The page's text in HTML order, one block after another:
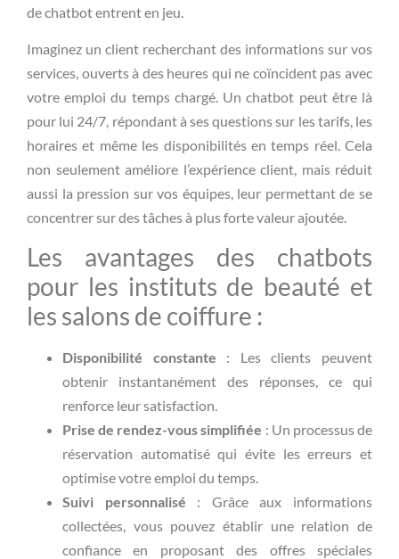
de chatbot entrent en jeu.
Imaginez un client recherchant des informations sur vos
services, ouverts à des heures qui ne coïncident pas avec
votre emploi du temps chargé. Un chatbot peut être là
pour lui 24/7, répondant à ses questions sur les tarifs, les
horaires et même les disponibilités en temps réel. Cela
non seulement améliore l’expérience client, mais réduit
aussi la pression sur vos équipes, leur permettant de se
concentrer sur des tâches à plus forte valeur ajoutée.
Les avantages des chatbots
pour les instituts de beauté et
les salons de coiffure :
Disponibilité constante : Les clients peuvent
obtenir instantanément des réponses, ce qui
renforce leur satisfaction.
Prise de rendez-vous simplifiée : Un processus de
réservation automatisé qui évite les erreurs et
optimise votre emploi du temps.
Suivi personnalisé : Grâce aux informations
collectées, vous pouvez établir une relation de
confiance en proposant des offres spéciales